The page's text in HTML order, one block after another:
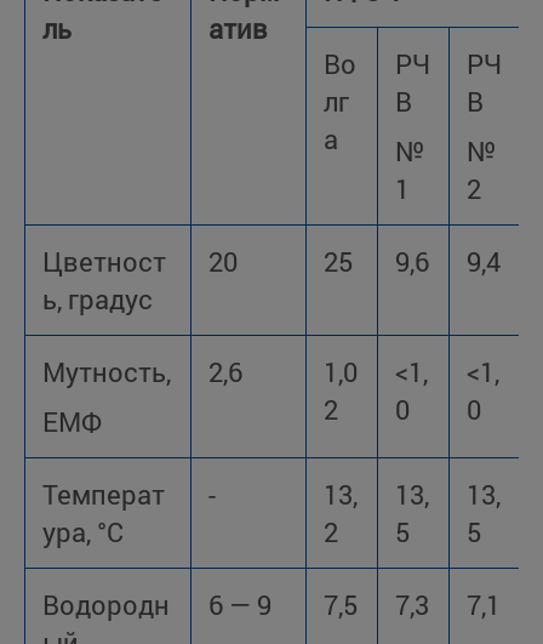
ль
атив
Во
лг
а
РЧ
В
№
1
РЧ
В
№
2
Цветност
ь, градус
20 25 9,6 9,4
Мутность,
ЕМФ
2,6
1,0
2
<1,
0
<1,
0
Температ
ура, °С
-
13,
2
13,
5
13,
5
Водородн
6 — 9 7,5 7,3 7,1